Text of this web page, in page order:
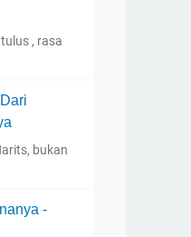
, rasa
bukan
-